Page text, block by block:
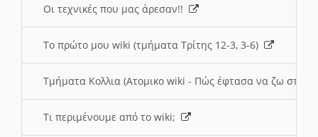
Οι τεχνικές που μας άρεσαν!!
Το πρώτο μου wiki (τμήματα Τρίτης 12-3, 3-6)
Τμήματα Κολλια (Ατομικο wiki - Πώς έφτασα να ζω στην
Τι περιμένουμε από το wiki;